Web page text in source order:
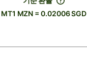
MT1 MZN = 0.02006 SGD